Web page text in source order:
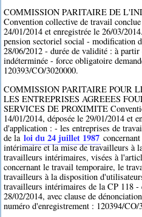
COMMISSION PARITAIRE DE
Convention collective de travail
24/01/2014 et enregistrée le 26/03/
pension sectoriel social - modification
28/06/2012 - durée de validité : à
indéterminée - force obligatoire
120393/CO/3020000.
COMMISSION PARITAIRE POUR
LES ENTREPRISES AGREEES
SERVICES DE PROXIMITE
14/01/2014, déposée le 29/01/2014 et
d'application : - les entreprises de
de la loi du 24 juillet 1987
intérimaire et la mise de travailleurs à
travailleurs intérimaires, visées à
concernant le travail temporaire, le
travailleurs à la disposition
travailleurs intérimaires de la CP 118
28/02/2014, avec clause de
numéro d'enregistrement : 120394/CO/